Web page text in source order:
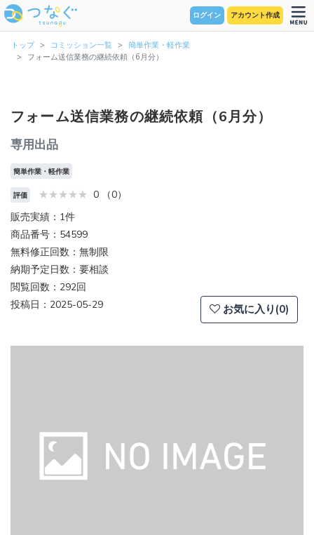
ログイン アカウント作成
トップ コミッション一覧
簡単作業・軽作業
フォーム送信業務の継続依頼（6月分）
フォーム送信業務の継続依頼（6月分）
専用出品
簡単作業・軽作業
評価
0 （0）
販売実績：1件
商品番号：54599
無料修正回数：無制限
納期予定日数：要相談
閲覧回数：292回
投稿日：2025-05-29
お気に入り(0)